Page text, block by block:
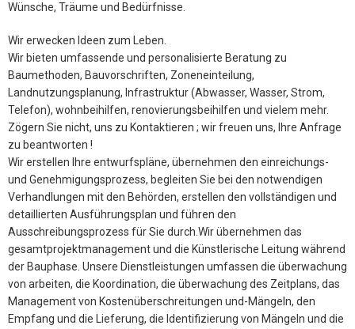
Wünsche, Träume und Bedürfnisse.
Wir erwecken Ideen zum Leben.
Wir bieten umfassende und personalisierte Beratung zu
Baumethoden, Bauvorschriften, Zoneneinteilung,
Landnutzungsplanung, Infrastruktur (Abwasser, Wasser, Strom,
Telefon), wohnbeihilfen, renovierungsbeihilfen und vielem mehr.
Zögern Sie nicht, uns zu Kontaktieren ; wir freuen uns, Ihre Anfrage
zu beantworten !
Wir erstellen Ihre entwurfspläne, übernehmen den einreichungs-
und Genehmigungsprozess, begleiten Sie bei den notwendigen
Verhandlungen mit den Behörden, erstellen den vollständigen und
detaillierten Ausführungsplan und führen den
Ausschreibungsprozess für Sie durch.Wir übernehmen das
gesamtprojektmanagement und die Künstlerische Leitung während
der Bauphase. Unsere Dienstleistungen umfassen die überwachung
von arbeiten, die Koordination, die überwachung des Zeitplans, das
Management von Kostenüberschreitungen und-Mängeln, den
Empfang und die Lieferung, die Identifizierung von Mängeln und die